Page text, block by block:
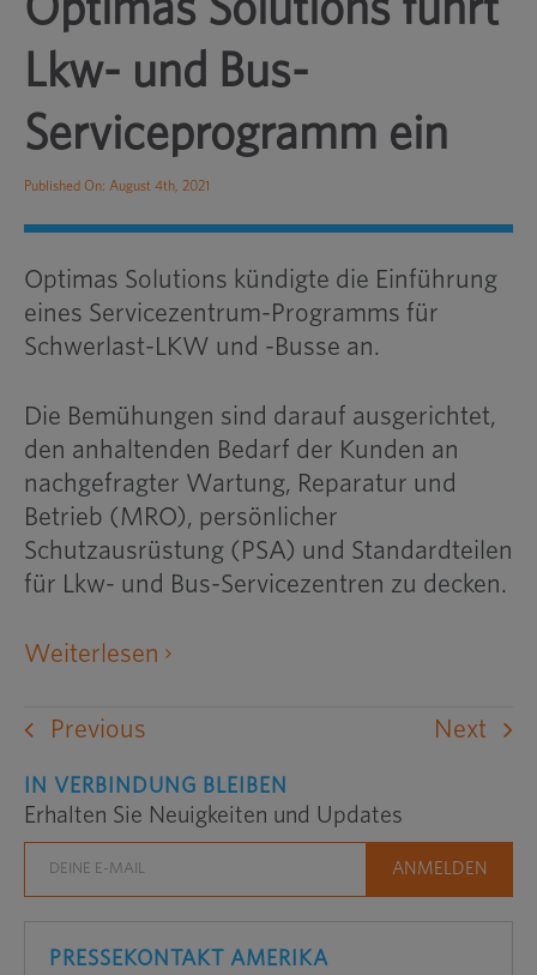
Optimas Solutions führt
Lkw- und Bus-
Serviceprogramm ein
Published On: August 4th, 2021
Optimas Solutions kündigte die Einführung
eines Servicezentrum-Programms für
Schwerlast-LKW und -Busse an.
Die Bemühungen sind darauf ausgerichtet,
den anhaltenden Bedarf der Kunden an
nachgefragter Wartung, Reparatur und
Betrieb (MRO), persönlicher
Schutzausrüstung (PSA) und Standardteilen
für Lkw- und Bus-Servicezentren zu decken.
Weiterlesen öffnet
in
einem
Previous Next
IN VERBINDUNG BLEIBEN
Erhalten Sie Neuigkeiten und Updates
PRESSEKONTAKT AMERIKA